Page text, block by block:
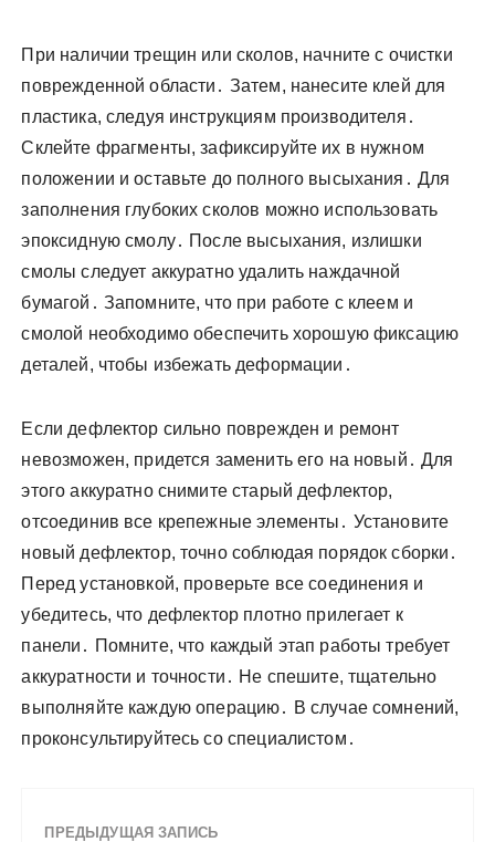
При наличии трещин или сколов, начните с очистки
поврежденной области․ Затем, нанесите клей для
пластика, следуя инструкциям производителя․
Склейте фрагменты, зафиксируйте их в нужном
положении и оставьте до полного высыхания․ Для
заполнения глубоких сколов можно использовать
эпоксидную смолу․ После высыхания, излишки
смолы следует аккуратно удалить наждачной
бумагой․ Запомните, что при работе с клеем и
смолой необходимо обеспечить хорошую фиксацию
деталей, чтобы избежать деформации․
Если дефлектор сильно поврежден и ремонт
невозможен, придется заменить его на новый․ Для
этого аккуратно снимите старый дефлектор,
отсоединив все крепежные элементы․ Установите
новый дефлектор, точно соблюдая порядок сборки․
Перед установкой, проверьте все соединения и
убедитесь, что дефлектор плотно прилегает к
панели․ Помните, что каждый этап работы требует
аккуратности и точности․ Не спешите, тщательно
выполняйте каждую операцию․ В случае сомнений,
проконсультируйтесь со специалистом․
ПРЕДЫДУЩАЯ ЗАПИСЬ